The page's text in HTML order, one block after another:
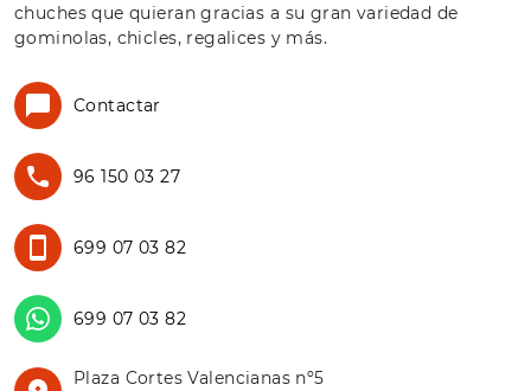
chuches que quieran gracias a su gran variedad de
gominolas, chicles, regalices y más.
Contactar
96 150 03 27
699 07 03 82
699 07 03 82
Plaza Cortes Valencianas nº5